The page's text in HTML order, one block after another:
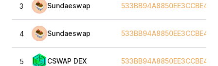
3 Sundaeswap
4 Sundaeswap
5 CSWAP DEX